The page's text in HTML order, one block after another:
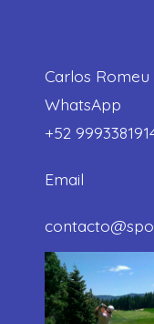
Carlos Romeu
WhatsApp
+52
Email